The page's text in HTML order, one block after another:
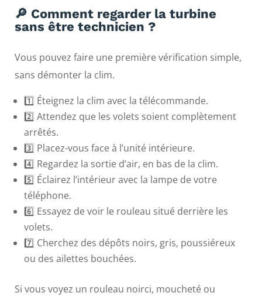
🔎 Comment regarder la turbine
sans être technicien ?
Vous pouvez faire une première vérification simple,
sans démonter la clim.
1️⃣ Éteignez la clim avec la télécommande.
2️⃣ Attendez que les volets soient complètement
arrêtés.
3️⃣ Placez-vous face à l’unité intérieure.
4️⃣ Regardez la sortie d’air, en bas de la clim.
5️⃣ Éclairez l’intérieur avec la lampe de votre
téléphone.
6️⃣ Essayez de voir le rouleau situé derrière les
volets.
7️⃣ Cherchez des dépôts noirs, gris, poussiéreux
ou des ailettes bouchées.
Si vous voyez un rouleau noirci, moucheté ou